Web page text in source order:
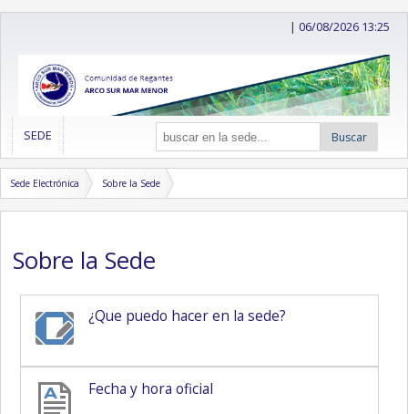
|06/08/2026 13:25
SEDE Buscar
Sede Electrónica Sobre la Sede
Sobre la Sede
¿Que puedo hacer en la sede?
Fecha y hora oficial